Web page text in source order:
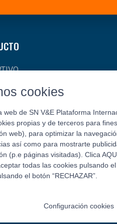
Y
cookies
web de SN V&E Plataforma
propias y de terceros para
web), para optimizar la
así como para mostrarte
(p.e páginas visitadas). Clica
todas las cookies pulsando
el botón “RECHAZAR”.
Configuración cookies